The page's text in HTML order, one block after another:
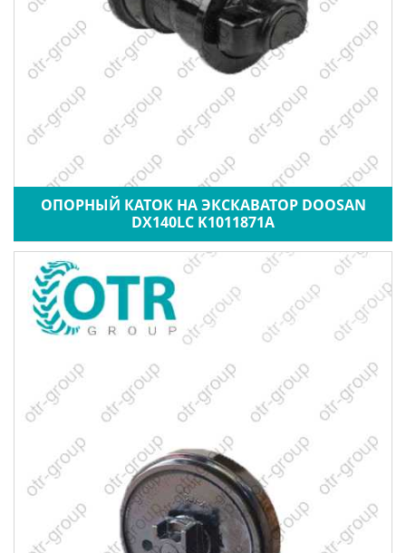
ОПОРНЫЙ КАТОК НА ЭКСКАВАТОР DOOSAN
DX140LC K1011871A